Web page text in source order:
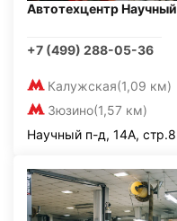
Автотехцентр Научный
+7 (499) 288-05-36
Калужская(1,09 км)
Зюзино(1,57 км)
Научный п-д, 14А, стр.8